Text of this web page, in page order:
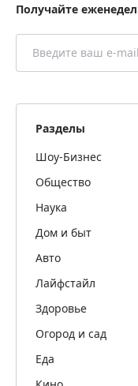
Получайте
Разделы
Шоу-Бизнес
Общество
Наука
Дом и быт
Авто
Лайфстайл
Здоровье
Огород и сад
Еда